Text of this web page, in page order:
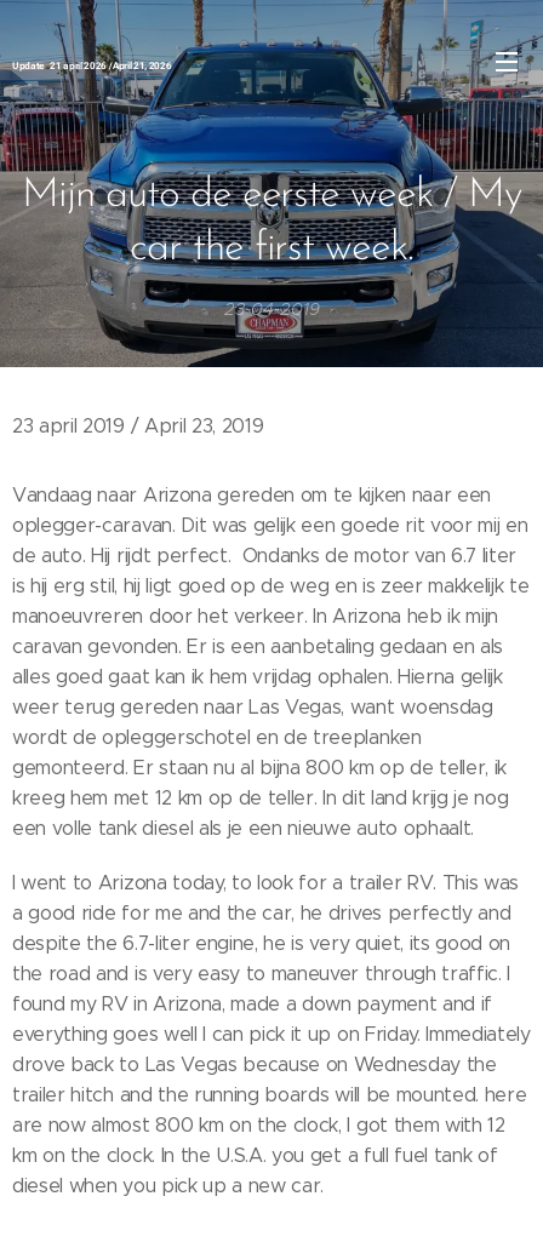
Update 21 april 2026 / April 21, 2026
Mijn auto de eerste week / My
car the first week.
23-04-2019
23 april 2019 / April 23, 2019
Vandaag naar Arizona gereden om te kijken naar een
oplegger-caravan. Dit was gelijk een goede rit voor mij en
de auto. Hij rijdt perfect. Ondanks de motor van 6.7 liter
is hij erg stil, hij ligt goed op de weg en is zeer makkelijk te
manoeuvreren door het verkeer. In Arizona heb ik mijn
caravan gevonden. Er is een aanbetaling gedaan en als
alles goed gaat kan ik hem vrijdag ophalen. Hierna gelijk
weer terug gereden naar Las Vegas, want woensdag
wordt de opleggerschotel en de treeplanken
gemonteerd. Er staan nu al bijna 800 km op de teller, ik
kreeg hem met 12 km op de teller. In dit land krijg je nog
een volle tank diesel als je een nieuwe auto ophaalt.
I went to Arizona today, to look for a trailer RV. This was
a good ride for me and the car, he drives perfectly and
despite the 6.7-liter engine, he is very quiet, its good on
the road and is very easy to maneuver through traffic. I
found my RV in Arizona, made a down payment and if
everything goes well I can pick it up on Friday. Immediately
drove back to Las Vegas because on Wednesday the
trailer hitch and the running boards will be mounted. here
are now almost 800 km on the clock, I got them with 12
km on the clock. In the U.S.A. you get a full fuel tank of
diesel when you pick up a new car.